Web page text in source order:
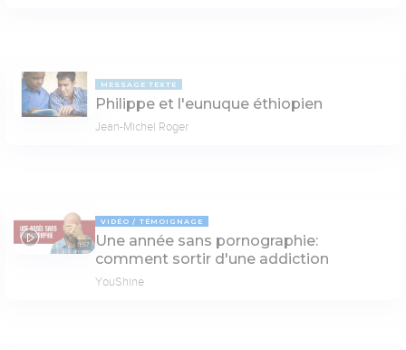
MESSAGE TEXTE
Philippe et l'eunuque éthiopien
Jean-Michel Roger
11:57
VIDÉO TÉMOIGNAGE
Une année sans pornographie:
comment sortir d'une addiction
YouShine